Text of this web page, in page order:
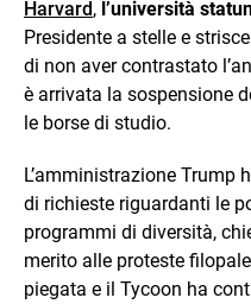
Harvard, l’università
Presidente a stelle e
di non aver contrastato
è arrivata la sospensione
le borse di studio.
L’amministrazione Trump
di richieste riguardanti le
programmi di diversità,
merito alle proteste
piegata e il Tycoon ha